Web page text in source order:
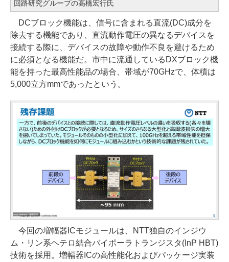
回路研究グループの高橋宏行氏
DCブロック機能は、信号に含まれる直流(DC)成分を
除去する機能であり、直流動作電圧の異なるデバイスを
接続する際に、デバイスの故障や動作不良を避けるため
に必須となる機能だ。市中に流通しているDXブロック機
能を持った最高性能品の場合、帯域が70GHzで、体積は
5,000立方mmであったという。
今回の増幅器ICモジュールは、NTT独自のインジウ
ム・リン系ヘテロ結合バイポーラトランジスタ(InP HBT)
技術を採用。増幅器ICの高性能化およびパッケージ実装